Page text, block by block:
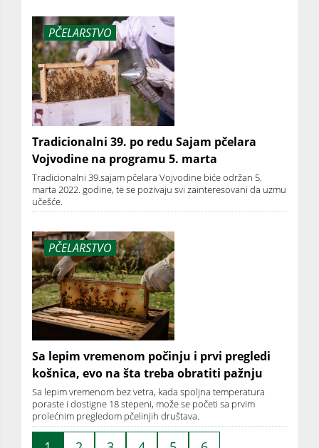
PČELARSTVO
Tradicionalni 39. po redu Sajam pčelara
Vojvodine na programu 5. marta
Tradicionalni 39.sajam pčelara Vojvodine biće održan 5.
marta 2022. godine, te se pozivaju svi zainteresovani da uzmu
učešće.
PČELARSTVO
Sa lepim vremenom počinju i prvi pregledi
košnica, evo na šta treba obratiti pažnju
Sa lepim vremenom bez vetra, kada spoljna temperatura
poraste i dostigne 18 stepeni, može se početi sa prvim
prolećnim pregledom pčelinjih društava.